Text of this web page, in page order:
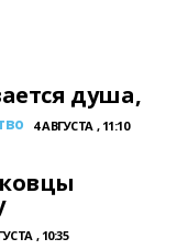
душа,
4 АВГУСТА , 11:10
, 10:35